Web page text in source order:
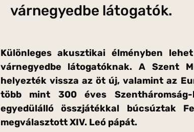
várnegyedbe látogatók.
Különleges akusztikai élményben
várnegyedbe látogatóknak. A Szent
helyezték vissza az öt új, valamint az
több mint 300 éves
egyedülálló összjátékkal búcsúztak
megválasztott XIV. Leó pápát.